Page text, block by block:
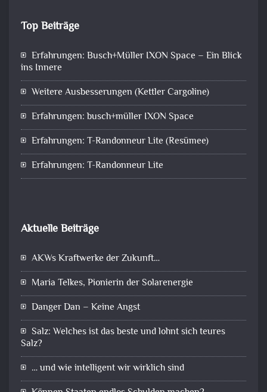
Top Beiträge
Erfahrungen: Busch+Müller IXON Space – Ein Blick
ins Innere
Weitere Ausbesserungen (Kettler Cargoline)
Erfahrungen: busch+müller IXON Space
Erfahrungen: T-Randonneur Lite (Resümee)
Erfahrungen: T-Randonneur Lite
Aktuelle Beiträge
AKWs Kraftwerke der Zukunft…
Maria Telkes, Pionierin der Solarenergie
Danger Dan – Keine Angst
Salz: Welches ist das beste und lohnt sich teures
Salz?
… und wie intelligent wir wirklich sind